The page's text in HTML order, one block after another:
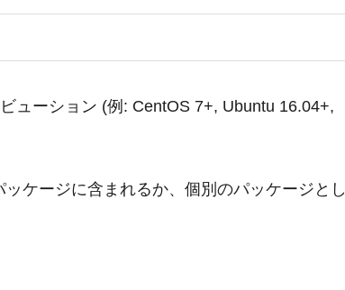
ューション (例: CentOS 7+, Ubuntu 16.04+,
ッケージに含まれるか、個別のパッケージとし